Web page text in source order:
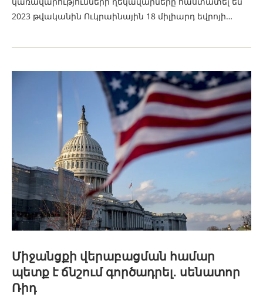
2023 թվականին Ուկրաինային 18 միլիարդ եվրոյի…
Միջանցքի վերաբացման համար
պետք է ճնշում գործադրել․ սենատոր
Ռիդ